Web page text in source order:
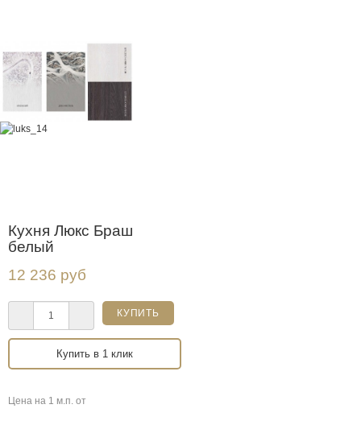
Кухня Люкс Браш
белый
12 236 руб
Купить в 1 клик
Цена на 1 м.п. от